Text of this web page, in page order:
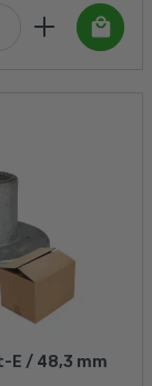
E / 48,3 mm